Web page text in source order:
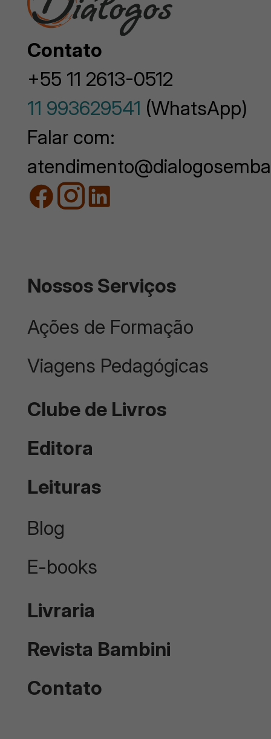
Contato
+55 11 2613-0512
11 993629541 (WhatsApp)
Falar com:
Nossos Serviços
Ações de Formação
Viagens Pedagógicas
Clube de Livros
Editora
Leituras
Blog
E-books
Livraria
Revista Bambini
Contato